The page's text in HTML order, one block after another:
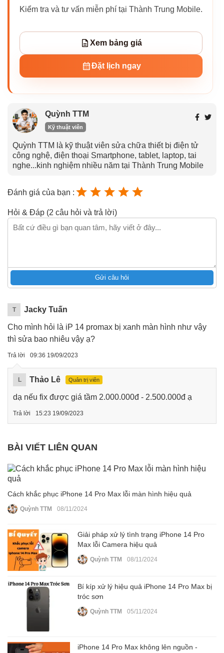
Kiểm tra và tư vấn miễn phí tại Thành Trung Mobile.
Xem bảng giá
Đặt lịch ngay
Quỳnh TTM
Kỹ thuật viên
Quỳnh TTM là kỹ thuật viên sửa chữa thiết bị điện tử
công nghệ, điện thoại Smartphone, tablet, laptop, tai
nghe...kinh nghiệm nhiều năm tại Thành Trung Mobile
Đánh giá của bạn :
Hỏi & Đáp (2 câu hỏi và trả lời)
Gửi câu hỏi
T Jacky Tuấn
Cho mình hỏi là iP 14 promax bị xanh màn hình như vậy
thì sửa bao nhiêu vậy ạ?
Trả lời 09:36 19/09/2023
L Thảo Lê Quản trị viên
dạ nếu fix được giá tầm 2.000.000đ - 2.500.000đ ạ
Trả lời 15:23 19/09/2023
BÀI VIẾT LIÊN QUAN
Cách khắc phục iPhone 14 Pro Max lỗi màn hình hiệu quả
Quỳnh TTM 08/11/2024
Giải pháp xử lý tình trạng iPhone 14 Pro
Max lỗi Camera hiệu quả
Quỳnh TTM 08/11/2024
Bí kíp xử lý hiệu quả iPhone 14 Pro Max bị
tróc sơn
Quỳnh TTM 05/11/2024
iPhone 14 Pro Max không lên nguồn -